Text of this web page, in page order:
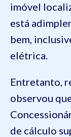
imóvel
está
bem,
elétrica.
Entretanto,
observou
de cálculo